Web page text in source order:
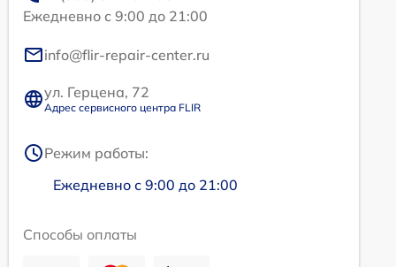
Ежедневно с 9:00 до 21:00
info@flir-repair-center.ru
ул. Герцена, 72
Адрес сервисного центра FLIR
Режим работы:
Ежедневно с 9:00 до 21:00
Способы оплаты